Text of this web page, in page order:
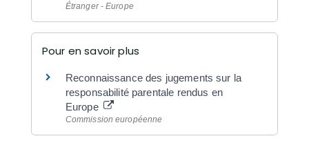
Étranger - Europe
Pour en savoir plus
Reconnaissance des jugements sur la
responsabilité parentale rendus en
Europe
Commission européenne